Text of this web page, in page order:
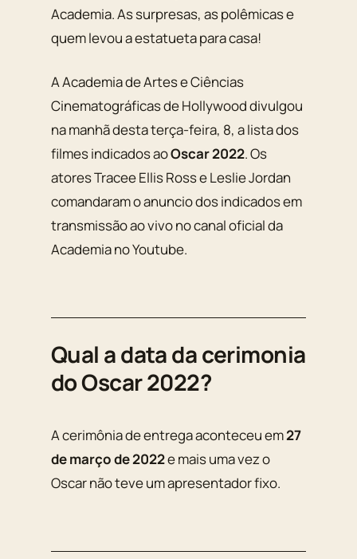
Academia. As surpresas, as polêmicas e
quem levou a estatueta para casa!
A Academia de Artes e Ciências
Cinematográficas de Hollywood divulgou
na manhã desta terça-feira, 8, a lista dos
filmes indicados aoOscar 2022. Os
atores Tracee Ellis Ross e Leslie Jordan
comandaram o anuncio dos indicados em
transmissão ao vivo no canal oficial da
Academia no Youtube.
Qual a data da cerimonia
do Oscar 2022?
A cerimônia de entrega aconteceu em27
de março de 2022e mais uma vez o
Oscar não teve um apresentador fixo.